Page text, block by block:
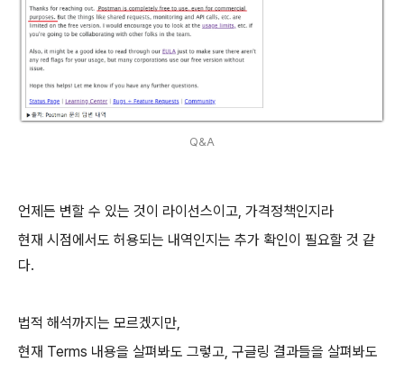
Q&A
언제든 변할 수 있는 것이 라이선스이고, 가격정책인지라
현재 시점에서도 허용되는 내역인지는 추가 확인이 필요할 것 같
다.
법적 해석까지는 모르겠지만,
현재 Terms 내용을 살펴봐도 그렇고, 구글링 결과들을 살펴봐도